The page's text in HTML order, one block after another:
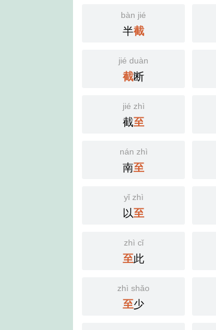
bàn jié
半截
jié duàn
截断
jié zhì
截至
nán zhì
南至
yǐ zhì
以至
zhì cǐ
至此
zhì shǎo
至少